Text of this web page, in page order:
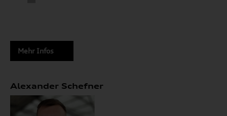
Mehr Infos
Alexander Schefner